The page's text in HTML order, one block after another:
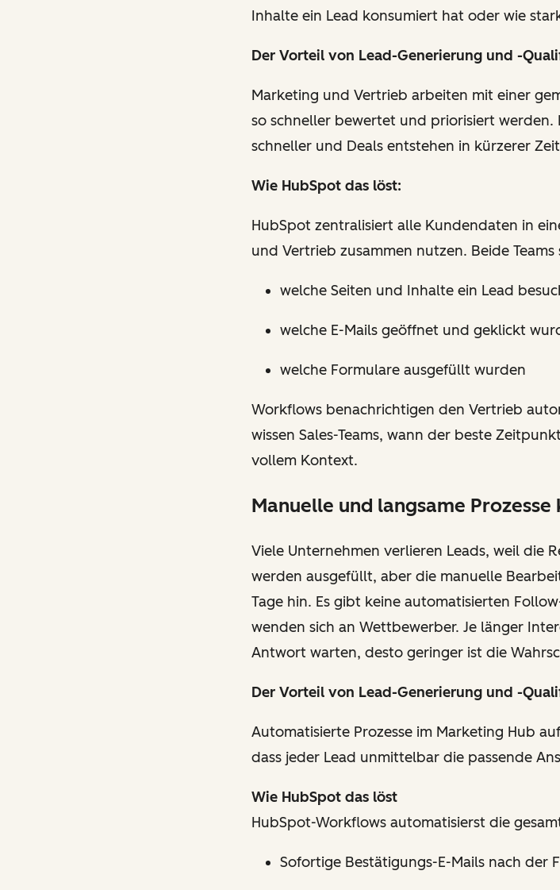
Inhalte ein Lead konsumiert hat oder wie
Der Vorteil von Lead-Generierung und -
Marketing und Vertrieb arbeiten mit einer
so schneller bewertet und priorisiert werden.
schneller und Deals entstehen in kürzerer
Wie HubSpot das löst:
HubSpot zentralisiert alle Kundendaten in
und Vertrieb zusammen nutzen. Beide Teams
welche Seiten und Inhalte ein Lead
welche E-Mails geöffnet und geklickt
welche Formulare ausgefüllt wurden
Workflows benachrichtigen den Vertrieb
wissen Sales-Teams, wann der beste
vollem Kontext.
Manuelle und langsame
Viele Unternehmen verlieren Leads, weil die
werden ausgefüllt, aber die manuelle
Tage hin. Es gibt keine automatisierten
wenden sich an Wettbewerber. Je länger
Antwort warten, desto geringer ist die
Der Vorteil von Lead-Generierung und -
Automatisierte Prozesse im Marketing Hub
dass jeder Lead unmittelbar die passende
Wie HubSpot das löst
HubSpot-Workflows automatisierst die
Sofortige Bestätigungs-E-Mails nach der